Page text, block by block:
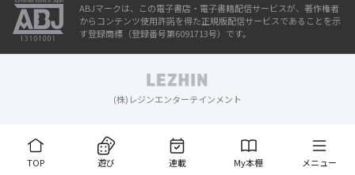
TOP 遊び 連載 My本棚 メニュー
ABJマークは、この電子書店・電子書籍配信サービスが、著作権者
からコンテンツ使用許諾を得た正規版配信サービスであることを示
す登録商標（登録番号第6091713号）です。
(株)レジンエンターテインメント